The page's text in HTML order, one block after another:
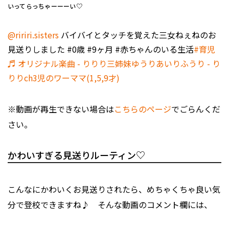
いってらっちゃーーーい♡
@ririri.sisters バイバイとタッチを覚えた三女ねぇねのお
見送りしました #0歳 #9ヶ月 #赤ちゃんのいる生活#育児
♬ オリジナル楽曲 - りりり三姉妹ゆうりあいりふうり - り
りりch3児のワーママ(1,5,9才)
※動画が再生できない場合はこちらのページでごらんくだ
さい。
かわいすぎる見送りルーティン♡
こんなにかわいくお見送りされたら、めちゃくちゃ良い気
分で登校できますね♪ そんな動画のコメント欄には、